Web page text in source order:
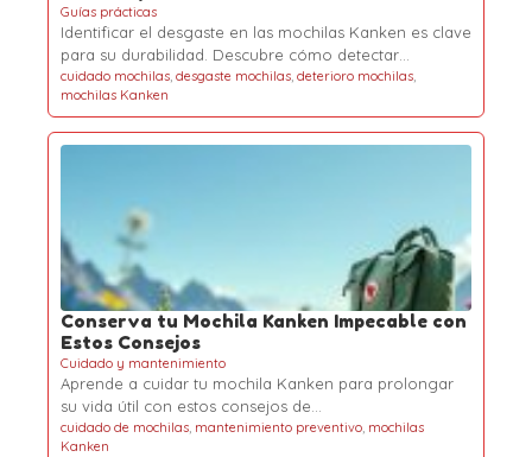
Guías prácticas
Identificar el desgaste en las mochilas Kanken es clave
para su durabilidad. Descubre cómo detectar…
cuidado mochilas, desgaste mochilas, deterioro mochilas,
mochilas Kanken
Conserva tu Mochila Kanken Impecable con
Estos Consejos
Cuidado y mantenimiento
Aprende a cuidar tu mochila Kanken para prolongar
su vida útil con estos consejos de…
cuidado de mochilas, mantenimiento preventivo, mochilas
Kanken